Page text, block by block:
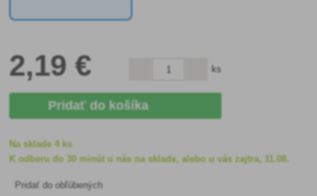
2,19 € ks
Pridať do košíka
Na sklade 4 ks
K odberu do 30 minút u nás na sklade, alebo u vás zajtra, 11.08.
Pridať do obľúbených